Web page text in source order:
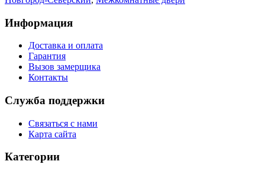
Информация
Доставка и оплата
Гарантия
Вызов замерщика
Контакты
Служба поддержки
Связаться с нами
Карта сайта
Категории